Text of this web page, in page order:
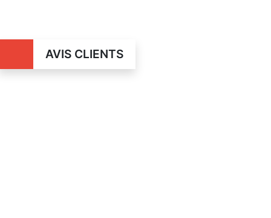
AVIS CLIENTS